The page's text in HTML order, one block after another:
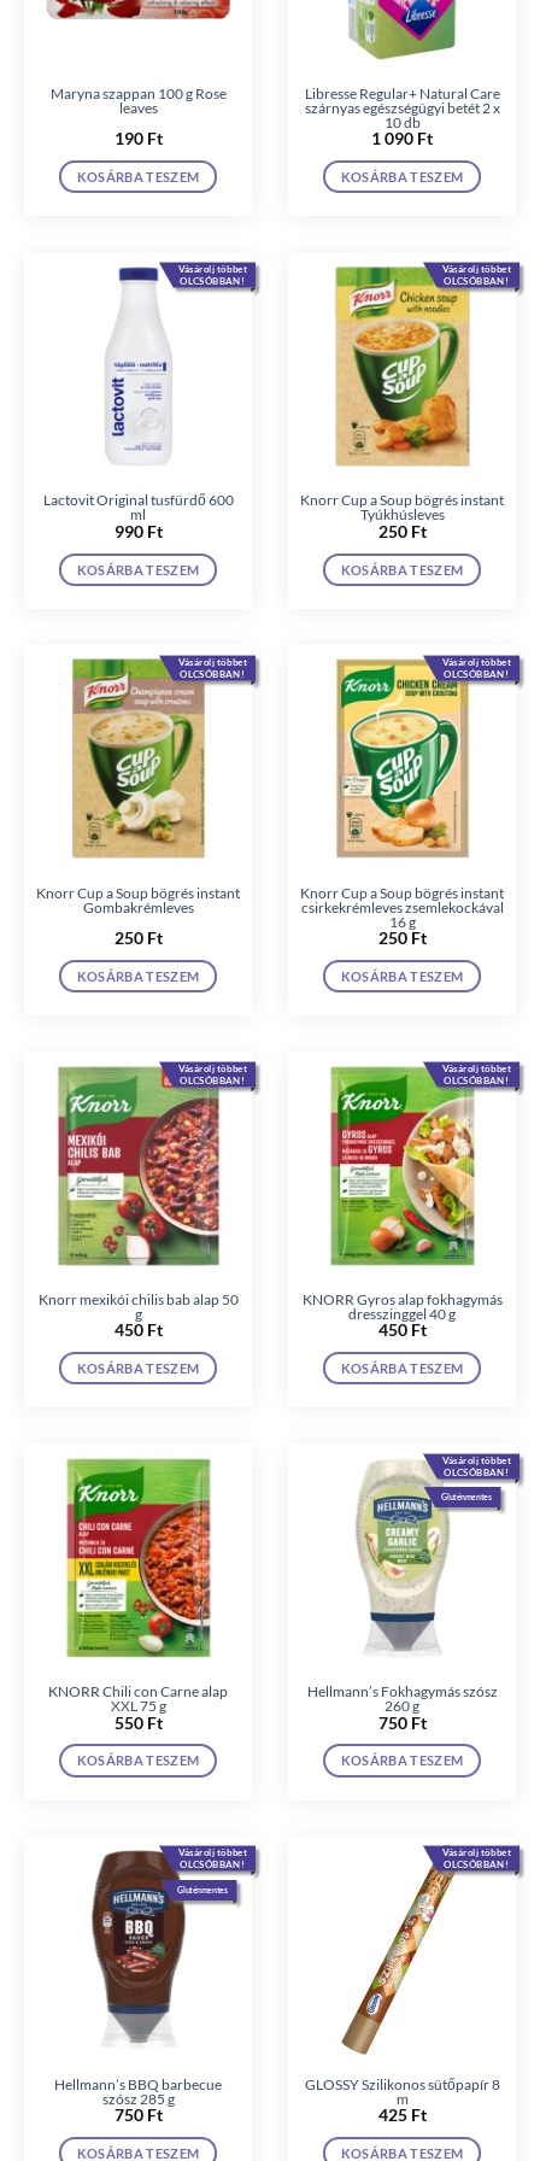
Maryna szappan 100 g Rose
leaves
190 Ft
KOSÁRBA TESZEM
Libresse Regular+ Natural Care
szárnyas egészségügyi betét 2 x
10 db
1 090 Ft
KOSÁRBA TESZEM
Vásárolj többet
OLCSÓBBAN!
Lactovit Original tusfürdő 600
ml
990 Ft
KOSÁRBA TESZEM
Vásárolj többet
OLCSÓBBAN!
Knorr Cup a Soup bögrés instant
Tyúkhúsleves
250 Ft
KOSÁRBA TESZEM
Vásárolj többet
OLCSÓBBAN!
Knorr Cup a Soup bögrés instant
Gombakrémleves
250 Ft
KOSÁRBA TESZEM
Vásárolj többet
OLCSÓBBAN!
Knorr Cup a Soup bögrés instant
csirkekrémleves zsemlekockával
16 g
250 Ft
KOSÁRBA TESZEM
Vásárolj többet
OLCSÓBBAN!
Knorr mexikói chilis bab alap 50
g
450 Ft
KOSÁRBA TESZEM
Vásárolj többet
OLCSÓBBAN!
KNORR Gyros alap fokhagymás
dresszinggel 40 g
450 Ft
KOSÁRBA TESZEM
KNORR Chili con Carne alap
XXL 75 g
550 Ft
KOSÁRBA TESZEM
Vásárolj többet
OLCSÓBBAN!
Gluténmentes
Hellmann’s Fokhagymás szósz
260 g
750 Ft
KOSÁRBA TESZEM
Vásárolj többet
OLCSÓBBAN!
Gluténmentes
Hellmann’s BBQ barbecue
szósz 285 g
750 Ft
KOSÁRBA TESZEM
Vásárolj többet
OLCSÓBBAN!
GLOSSY Szilikonos sütőpapír 8
m
425 Ft
KOSÁRBA TESZEM